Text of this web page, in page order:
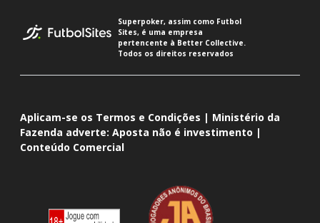
Superpoker, assim como Futbol
Sites, é uma empresa
pertencente à Better Collective.
Todos os direitos reservados
Aplicam-se os Termos e Condições | Ministério da
Fazenda adverte: Aposta não é investimento |
Conteúdo Comercial